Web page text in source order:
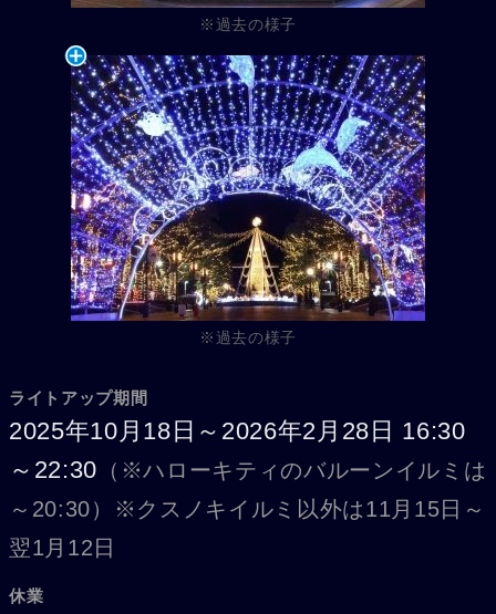
※過去の様子
※過去の様子
ライトアップ期間
2025年10月18日～2026年2月28日 16:30
～22:30 （※ハローキティのバルーンイルミは
～20:30）
※クスノキイルミ以外は11月15日～
翌1月12日
休業